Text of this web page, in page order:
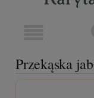
Przekąska